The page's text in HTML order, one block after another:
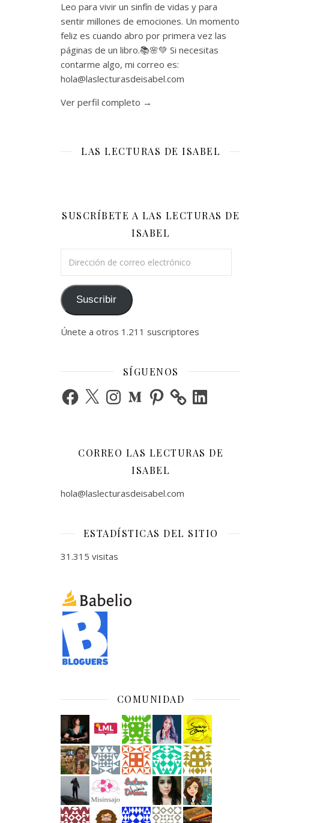
Leo para vivir un sinfín de vidas y para
sentir millones de emociones. Un momento
feliz es cuando abro por primera vez las
páginas de un libro.📚🌸💚 Si necesitas
contarme algo, mi correo es:
hola@laslecturasdeisabel.com
Ver perfil completo →
LAS LECTURAS DE ISABEL
SUSCRÍBETE A LAS LECTURAS DE
ISABEL
Suscribir
Únete a otros 1.211 suscriptores
SÍGUENOS
Facebook
X InstagramMediumPinterest LinkedIn
CORREO LAS LECTURAS DE
ISABEL
hola@laslecturasdeisabel.com
ESTADÍSTICAS DEL SITIO
31.315 visitas
COMUNIDAD